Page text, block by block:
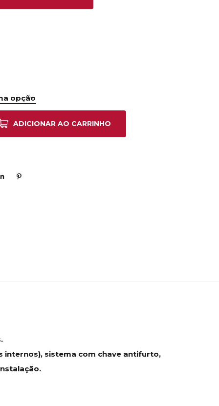
ADICIONAR AO CARRINHO
internos), sistema com chave antifurto,